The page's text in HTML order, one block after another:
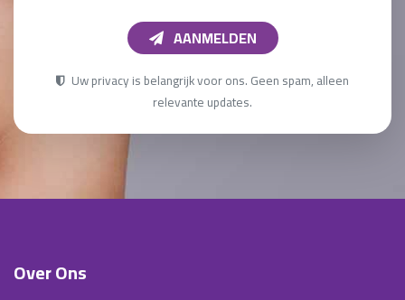
AANMELDEN
Uw privacy is belangrijk voor ons. Geen spam, alleen
relevante updates.
Over Ons